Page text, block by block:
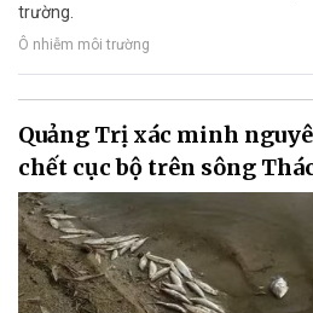
trường.
Ô nhiễm môi trường
Quảng Trị xác minh
chết cục bộ trên sông